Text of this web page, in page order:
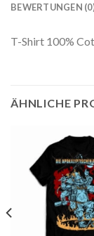
BEWERTUNGEN
T-Shirt 100%
ÄHNLICHE